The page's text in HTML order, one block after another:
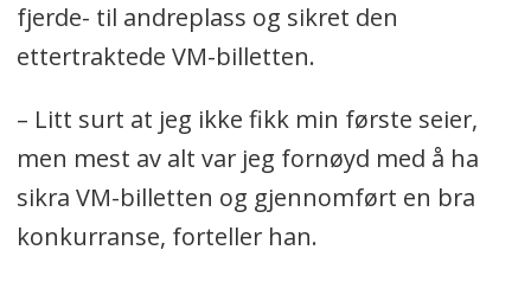
fjerde- til andreplass og sikret den
ettertraktede VM-billetten.
– Litt surt at jeg ikke fikk min første seier,
men mest av alt var jeg fornøyd med å ha
sikra VM-billetten og gjennomført en bra
konkurranse, forteller han.